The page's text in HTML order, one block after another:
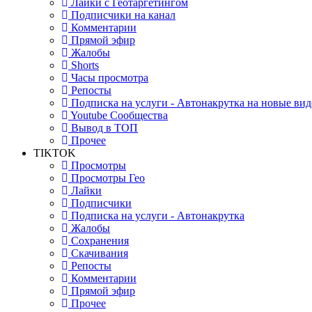
Лайки с Геотаргетингом
Подписчики на канал
Комментарии
Прямой эфир
Жалобы
Shorts
Часы просмотра
Репосты
Подписка на услуги - Автонакрутка на новые
Youtube Сообщества
Вывод в ТОП
Прочее
TIKTOK
Просмотры
Просмотры Гео
Лайки
Подписчики
Подписка на услуги - Автонакрутка
Жалобы
Сохранения
Скачивания
Репосты
Комментарии
Прямой эфир
Прочее